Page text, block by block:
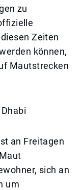
zu
Zeiten
können,
Mautstrecken
an Freitagen
sich an
um